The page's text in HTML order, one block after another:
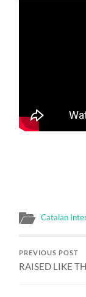
Catalan
PREVIOUS POST
RAISED LIKE